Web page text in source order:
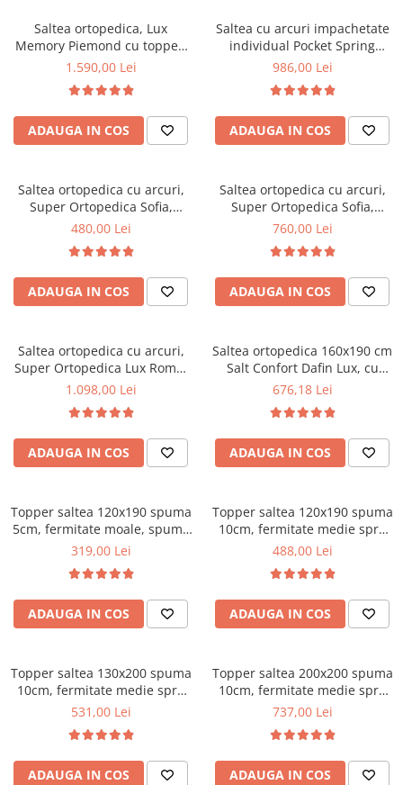
Top saltele 10 cm
Top saltele memory 5 cm
Top saltele MemoHR 6.5 cm
Saltele ieftine
Saltele cu plasa de arcuri
Saltele cu spuma
Mobilier bucatarie
Mese bucatarie
Scaune pentru bucatarie
Mobila bucatarie
Seturi mese si scaune bucatarie
Mobila hol
Suporturi si rafturi pantofi
Portmantouri
Pantofare
Seturi mobilier hol
Stender haine
Etajere
Cuiere
Mobilier gradinita
Scaune gradinita
Set mese si scaune gradinita
Mobila camera copii
Scaune birou pentru copii
Saltele patuturi copii
Masa si scaune gradinita
Saltea ortopedica, Lux
Memory Piemond cu topper,
160x200x32cm, fermitate tare,
2,5 cm, husa matlasata,
sistem de aerisire perimetral,
greutate maxima sustinuta
120 kg/utilizator, Saltex
1.590,00 Lei
ADAUGA IN COS
Saltea cu arcuri impachetate
individual Pocket Spring
Milano, 140x200x24cm, cu
sistem de aerisire perimetral,
Saltex
986,00 Lei
ADAUGA IN COS
Saltea ortopedica cu arcuri,
Super Ortopedica Sofia,
100x200x20cm, fermitate
fata vara-iarna, sistem
aerisire cu butoni, Saltex
480,00 Lei
ADAUGA IN COS
Saltea ortopedica cu arcuri,
Super Ortopedica Sofia,
160x200x20cm, fermitate
fata vara-iarna, sistem
aerisire cu butoni, Saltex
760,00 Lei
ADAUGA IN COS
Saltea ortopedica cu arcuri,
Super Ortopedica Lux Roma,
180x200x23cm, fermitate tare,
vara-iarna, sistem aerisire
perimetral, Saltex
1.098,00 Lei
ADAUGA IN COS
Saltea ortopedica 160x190 cm
Salt Confort Dafin Lux, cu
arcuri Bonell, fermitate
676,18 Lei
ADAUGA IN COS
Topper saltea 120x190 spuma
5cm, fermitate moale, spuma
poliuretanica, husa fixa
319,00 Lei
ADAUGA IN COS
Topper saltea 120x190 spuma
10cm, fermitate medie spre
tare, spuma poliuretanica,
microfibra, Saltsib
488,00 Lei
ADAUGA IN COS
Topper saltea 130x200 spuma
10cm, fermitate medie spre
tare, spuma poliuretanica,
microfibra, Saltsib
531,00 Lei
ADAUGA IN COS
Topper saltea 200x200 spuma
10cm, fermitate medie spre
tare, spuma poliuretanica,
microfibra, Saltsib
737,00 Lei
ADAUGA IN COS